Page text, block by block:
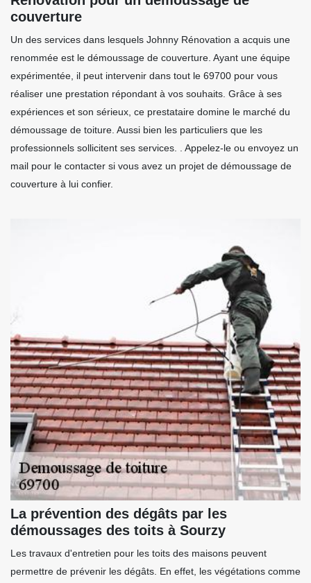
couverture
Un des services dans lesquels Johnny Rénovation a acquis une
renommée est le démoussage de couverture. Ayant une équipe
expérimentée, il peut intervenir dans tout le 69700 pour vous
réaliser une prestation répondant à vos souhaits. Grâce à ses
expériences et son sérieux, ce prestataire domine le marché du
démoussage de toiture. Aussi bien les particuliers que les
professionnels sollicitent ses services. . Appelez-le ou envoyez un
mail pour le contacter si vous avez un projet de démoussage de
couverture à lui confier.
La prévention des dégâts par les
démoussages des toits à Sourzy
Les travaux d'entretien pour les toits des maisons peuvent
permettre de prévenir les dégâts. En effet, les végétations comme